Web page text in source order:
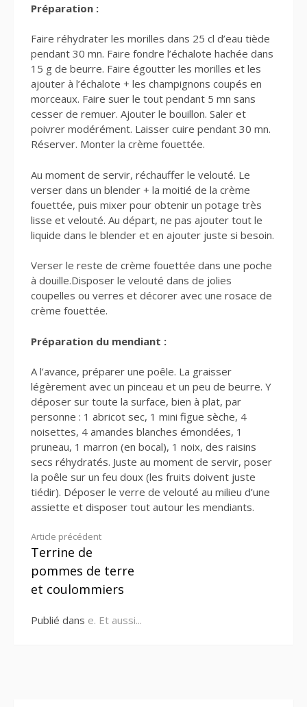
Préparation :
Faire réhydrater les morilles dans 25 cl d’eau tiède
pendant 30 mn. Faire fondre l’échalote hachée dans
15 g de beurre. Faire égoutter les morilles et les
ajouter à l’échalote + les champignons coupés en
morceaux. Faire suer le tout pendant 5 mn sans
cesser de remuer. Ajouter le bouillon. Saler et
poivrer modérément. Laisser cuire pendant 30 mn.
Réserver. Monter la crème fouettée.
Au moment de servir, réchauffer le velouté. Le
verser dans un blender + la moitié de la crème
fouettée, puis mixer pour obtenir un potage très
lisse et velouté. Au départ, ne pas ajouter tout le
liquide dans le blender et en ajouter juste si besoin.
Verser le reste de crème fouettée dans une poche
à douille.Disposer le velouté dans de jolies
coupelles ou verres et décorer avec une rosace de
crème fouettée.
Préparation du mendiant :
A l’avance, préparer une poêle. La graisser
légèrement avec un pinceau et un peu de beurre. Y
déposer sur toute la surface, bien à plat, par
personne : 1 abricot sec, 1 mini figue sèche, 4
noisettes, 4 amandes blanches émondées, 1
pruneau, 1 marron (en bocal), 1 noix, des raisins
secs réhydratés. Juste au moment de servir, poser
la poêle sur un feu doux (les fruits doivent juste
tiédir). Déposer le verre de velouté au milieu d’une
assiette et disposer tout autour les mendiants.
Lire
la
suite
Article précédent
Terrine de
pommes de terre
et coulommiers
Publié dans e. Et aussi...